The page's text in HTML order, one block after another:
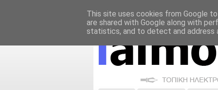
ΝΟΜΙΚΗ ΣΗΜΕΙΩΣΗ ΔΙΑΦΗΜΙΣΗ
This site uses cookies from Google
are shared with Google along with
statistics, and to detect and address